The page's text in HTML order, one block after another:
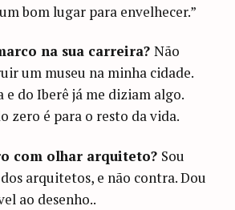
bom lugar para envelhecer.”
na sua carreira?Não
um museu na minha cidade.
e do Iberê já me diziam algo.
zero é para o resto da vida.
com olhar arquiteto? Sou
arquitetos, e não contra. Dou
ao desenho..